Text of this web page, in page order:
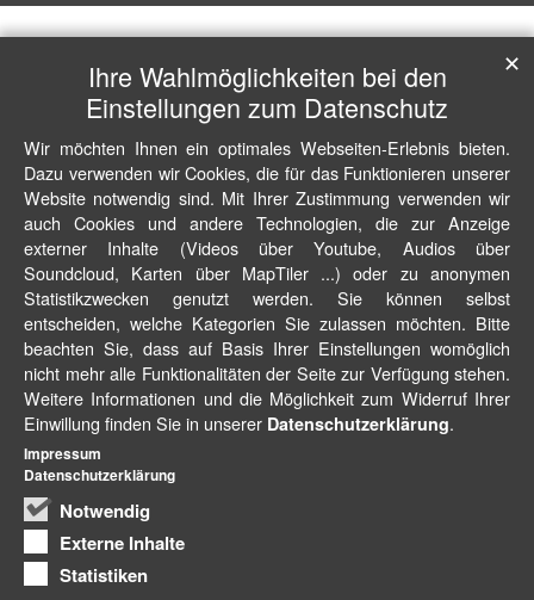
Ihre Wahlmöglichkeiten bei den
Einstellungen zum Datenschutz
Wir möchten Ihnen ein optimales Webseiten-Erlebnis bieten.
Dazu verwenden wir Cookies, die für das Funktionieren unserer
Website notwendig sind. Mit Ihrer Zustimmung verwenden wir
auch Cookies und andere Technologien, die zur Anzeige
externer Inhalte (Videos über Youtube, Audios über
Soundcloud, Karten über MapTiler ...) oder zu anonymen
Statistikzwecken genutzt werden. Sie können selbst
entscheiden, welche Kategorien Sie zulassen möchten. Bitte
beachten Sie, dass auf Basis Ihrer Einstellungen womöglich
nicht mehr alle Funktionalitäten der Seite zur Verfügung stehen.
Weitere Informationen und die Möglichkeit zum Widerruf Ihrer
Einwillung finden Sie in unserer Datenschutzerklärung.
Notwendig
Externe Inhalte
Statistiken
✕
Impressum
Datenschutzerklärung